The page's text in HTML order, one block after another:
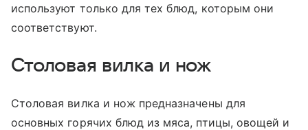
используют только для тех блюд, которым они
соответствуют.
Столовая вилка и нож
Столовая вилка и нож предназначены для
основных горячих блюд из мяса, птицы, овощей и